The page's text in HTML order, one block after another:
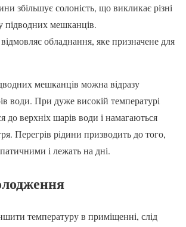
збільшує солоність, що викликає різні
підводних мешканців.
відмовляє обладнання, яке призначене для
мешканців можна відразу
води. При дуже високій температурі
до верхніх шарів води і намагаються
Перегрів рідини призводить до того,
і лежать на дні.
температуру в приміщенні, слід